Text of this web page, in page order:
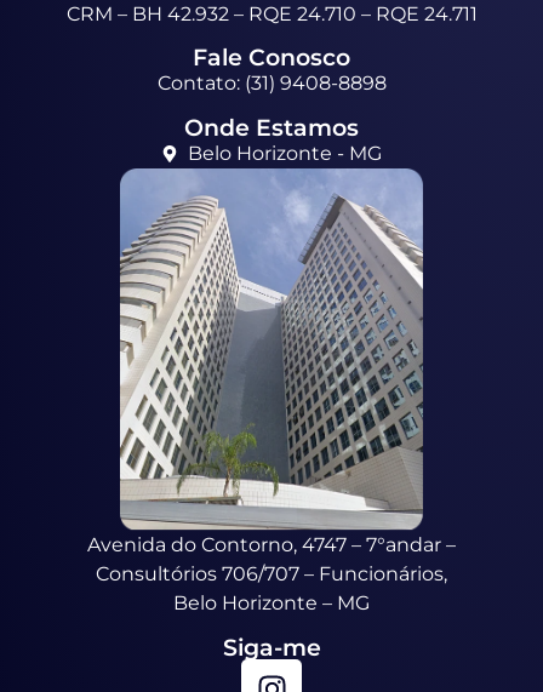
CRM – BH 42.932 – RQE 24.710 – RQE 24.711
Fale Conosco
Contato: (31) 9408-8898
Onde Estamos
Belo Horizonte - MG
Avenida do Contorno, 4747 – 7°andar –
Consultórios 706/707 – Funcionários,
Belo Horizonte – MG
Siga-me